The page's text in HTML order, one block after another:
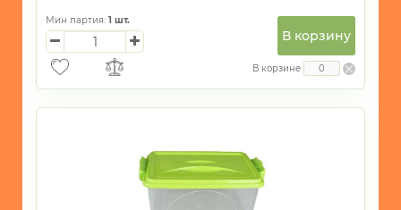
Мин партия: 1 шт.
В корзину
В корзине